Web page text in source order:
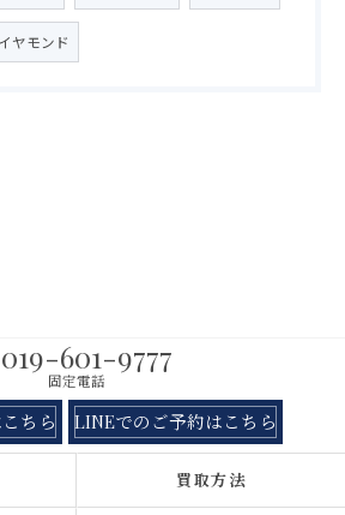
ヤモンド
019-601-9777
固定電話
ちら LINEでのご予約はこちら
買取方法